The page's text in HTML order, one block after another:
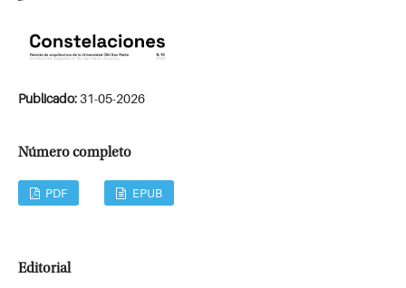
Publicado:31-05-2026
Número completo
PDF EPUB
Editorial